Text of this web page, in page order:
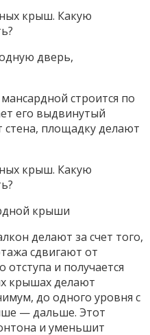
дверь,
строится по
его выдвинутый
стена, площадку делают
крыши
делают за счет того,
сдвигают от
отступа и получается
крышах делают
до одного уровня с
— дальше. Этот
и уменьшит